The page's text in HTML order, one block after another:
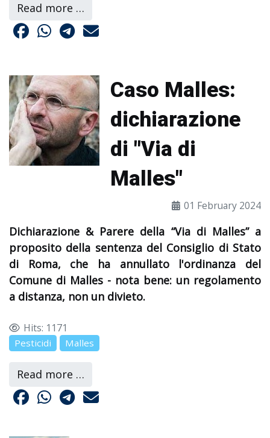
Read more …
Caso Malles:
dichiarazione
di "Via di
Malles"
01 February 2024
Dichiarazione & Parere della “Via di Malles” a
proposito della sentenza del Consiglio di Stato
di Roma, che ha annullato l'ordinanza del
Comune di Malles - nota bene: un regolamento
a distanza, non un divieto.
Hits: 1171
Pesticidi Malles
Read more …